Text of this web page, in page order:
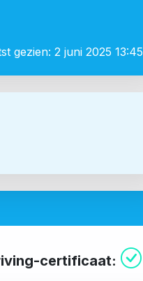
gezien: 2 juni 2025 13:45
certificaat: